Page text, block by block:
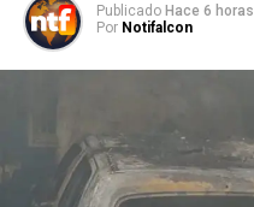
Publicado Hace 6 horas
Por Notifalcon